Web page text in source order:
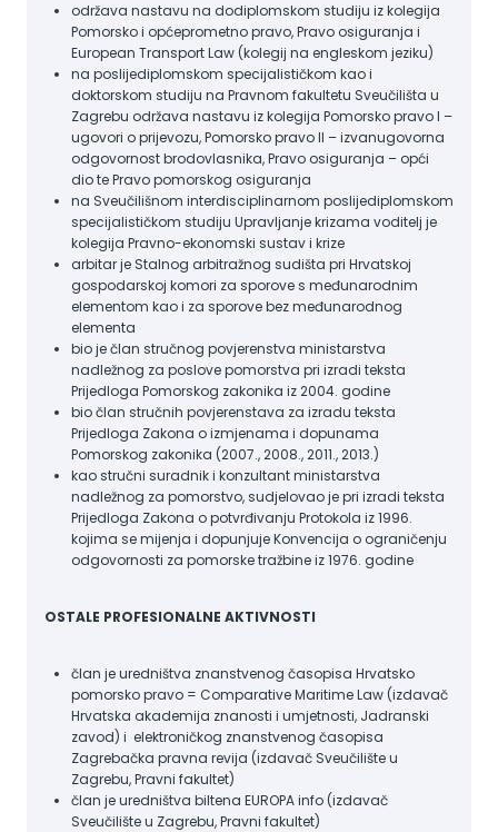
održava nastavu na dodiplomskom studiju iz kolegija
Pomorsko i općeprometno pravo, Pravo osiguranja i
European Transport Law (kolegij na engleskom jeziku)
na poslijediplomskom specijalističkom kao i
doktorskom studiju na Pravnom fakultetu Sveučilišta u
Zagrebu održava nastavu iz kolegija Pomorsko pravo I –
ugovori o prijevozu, Pomorsko pravo II – izvanugovorna
odgovornost brodovlasnika, Pravo osiguranja – opći
dio te Pravo pomorskog osiguranja
na Sveučilišnom interdisciplinarnom poslijediplomskom
specijalističkom studiju Upravljanje krizama voditelj je
kolegija Pravno-ekonomski sustav i krize
arbitar je Stalnog arbitražnog sudišta pri Hrvatskoj
gospodarskoj komori za sporove s međunarodnim
elementom kao i za sporove bez međunarodnog
elementa
bio je član stručnog povjerenstva ministarstva
nadležnog za poslove pomorstva pri izradi teksta
Prijedloga Pomorskog zakonika iz 2004. godine
bio član stručnih povjerenstava za izradu teksta
Prijedloga Zakona o izmjenama i dopunama
Pomorskog zakonika (2007., 2008., 2011., 2013.)
kao stručni suradnik i konzultant ministarstva
nadležnog za pomorstvo, sudjelovao je pri izradi teksta
Prijedloga Zakona o potvrđivanju Protokola iz 1996.
kojima se mijenja i dopunjuje Konvencija o ograničenju
odgovornosti za pomorske tražbine iz 1976. godine
OSTALE PROFESIONALNE AKTIVNOSTI
član je uredništva znanstvenog časopisa Hrvatsko
pomorsko pravo = Comparative Maritime Law (izdavač
Hrvatska akademija znanosti i umjetnosti, Jadranski
zavod) i elektroničkog znanstvenog časopisa
Zagrebačka pravna revija (izdavač Sveučilište u
Zagrebu, Pravni fakultet)
član je uredništva biltena EUROPA info (izdavač
Sveučilište u Zagrebu, Pravni fakultet)